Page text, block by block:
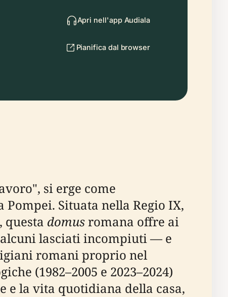
Apri nell'app Audiala
Pianifica dal browser
si erge come
Situata nella Regio IX,
questa domusromana offre ai
lasciati incompiuti — e
romani proprio nel
(1982–2005 e 2023–2024)
la vita quotidiana della casa,